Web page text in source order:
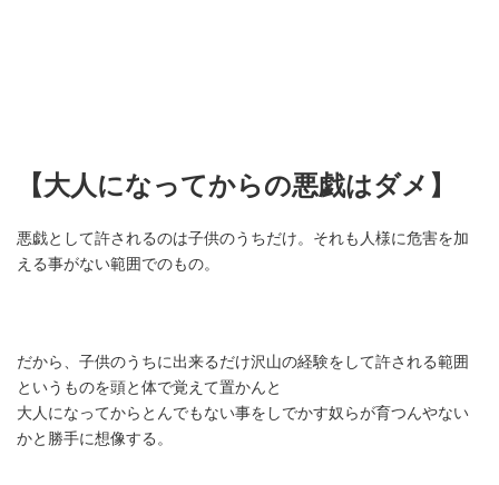
【大人になってからの悪戯はダメ】
悪戯として許されるのは子供のうちだけ。それも人様に危害を加
える事がない範囲でのもの。
だから、子供のうちに出来るだけ沢山の経験をして許される範囲
というものを頭と体で覚えて置かんと
大人になってからとんでもない事をしでかす奴らが育つんやない
かと勝手に想像する。